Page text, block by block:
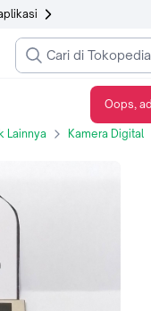
EOS 1300D
Lainnya Kamera Digital
Oops,